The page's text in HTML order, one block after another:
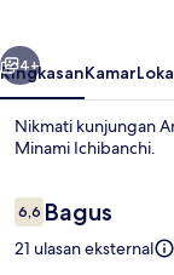
Berikutnya
4+
RingkasanKamar
Nikmati kunjungan
Minami Ichibanchi.
Ulasan
6,66,6 dari 10
Bagus
21 ulasan eksternal